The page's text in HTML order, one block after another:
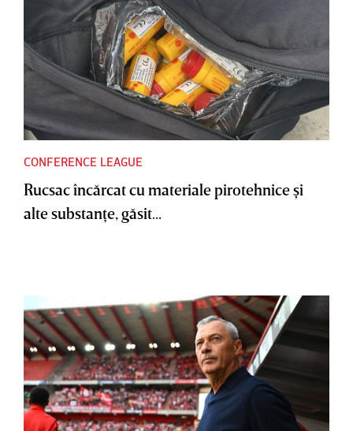
CONFERENCE LEAGUE
Rucsac încărcat cu materiale pirotehnice şi
alte substanţe, găsit...